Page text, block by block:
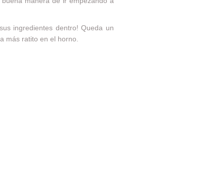
ingredientes dentro! Queda un
más ratito en el horno.